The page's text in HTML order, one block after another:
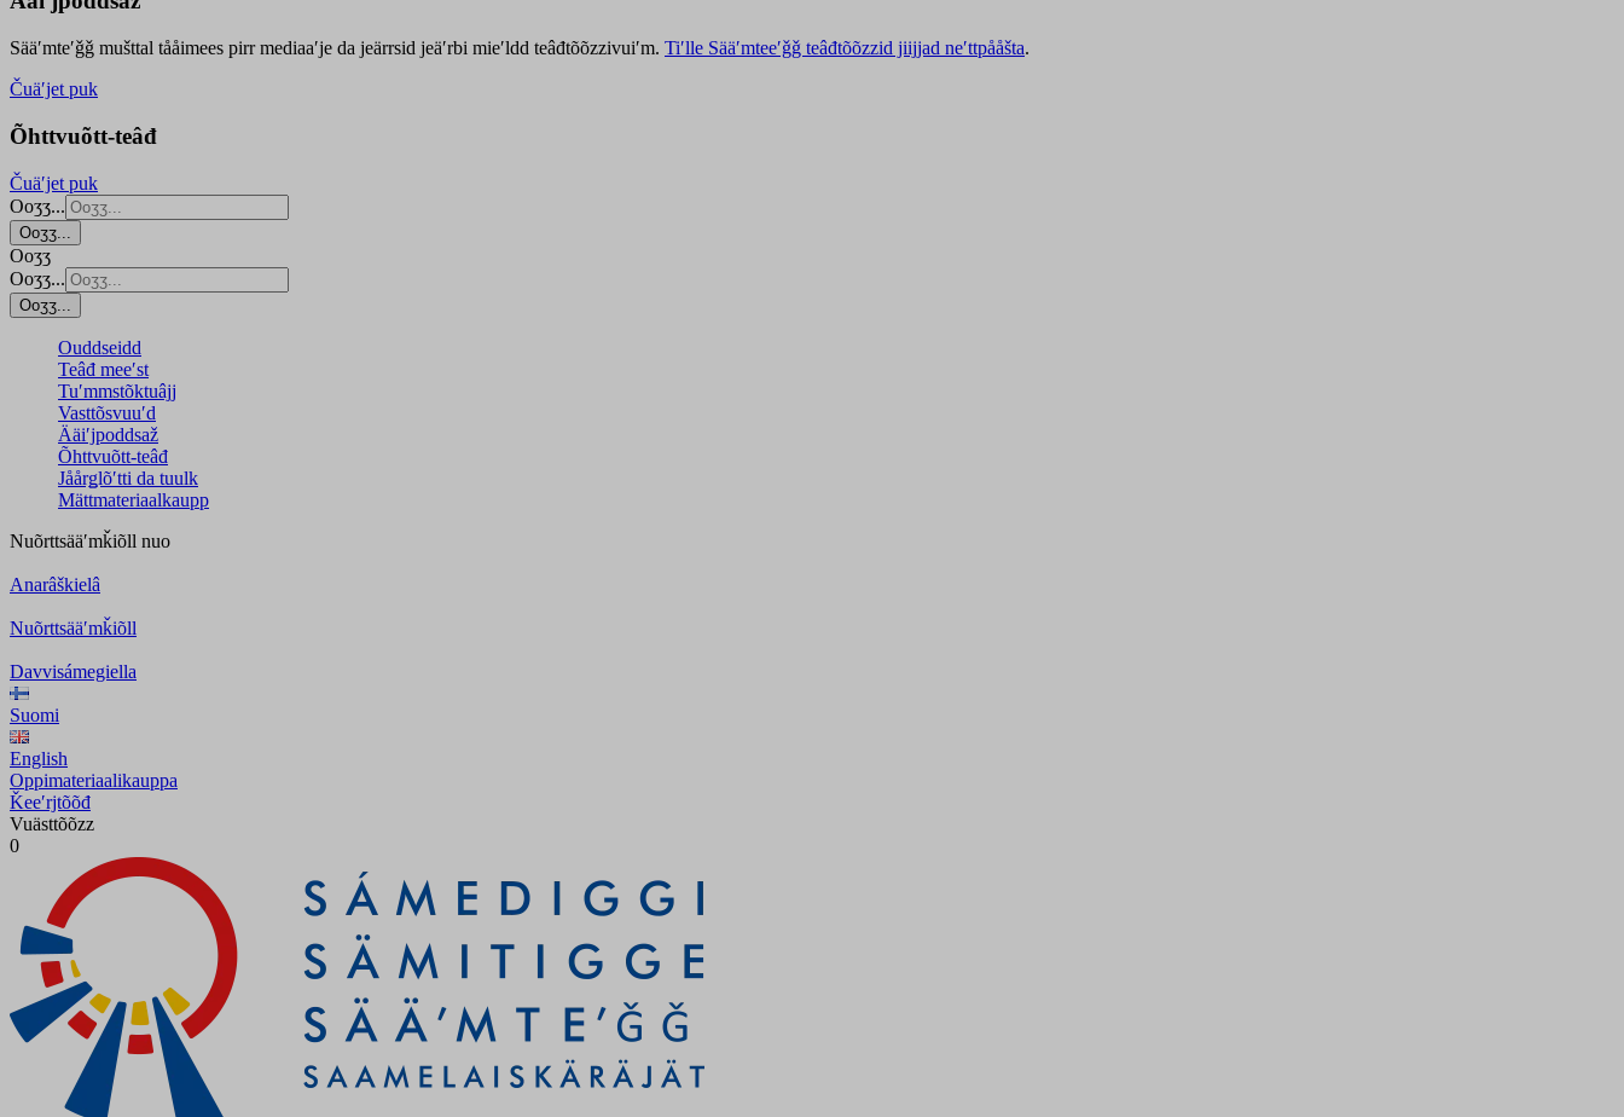
Sääʹmteʹǧǧ mušttal tååimees pirr mediaaʹje da jeärrsid jeäʹrbi mieʹldd teâđtõõzzivuiʹm. Tiʹlle Sääʹmteeʹǧǧ teâđtõõzzid jiijjad neʹttpååšta.
Čuäʹjet puk
Õhttvuõtt-teâđ
Čuäʹjet puk
Ooʒʒ...
Ooʒʒ...
Ooʒʒ
Ooʒʒ...
Ooʒʒ...
Ouddseidd
Teâđ meeʹst
Tuʹmmstõktuâjj
Vasttõsvuuʹd
Ääiʹjpoddsaž
Õhttvuõtt-teâđ
Jåårǥlõʹtti da tuulk
Mättmateriaalkaupp
Nuõrttsääʹmǩiõll nuo
Anarâškielâ
Nuõrttsääʹmǩiõll
Davvisámegiella
Suomi
English
Oppimateriaalikauppa
Ǩeeʹrjtõõđ
Vuästtõõzz
0